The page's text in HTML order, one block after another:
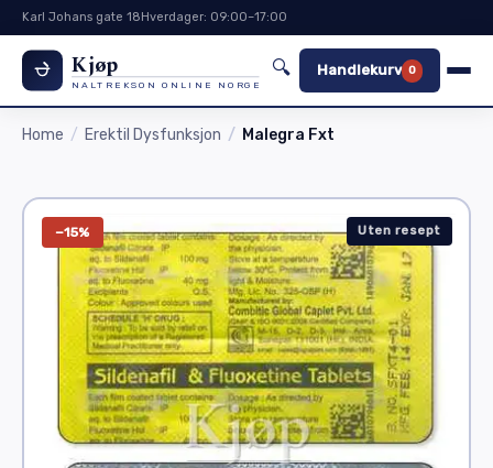
Karl Johans gate 18Hverdager: 09:00–17:00
Kjøp
NALTREKSON ONLINE NORGE
🔍 Handlekurv 0
Home Erektil Dysfunksjon Malegra Fxt
−15% Uten resept